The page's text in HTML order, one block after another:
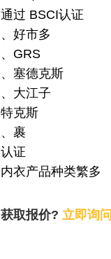
通过 BSCI认证
、好市多
、GRS
、塞德克斯
、大江子
特克斯
、裹
认证
内衣产品种类繁多
获取报价? 立即询问